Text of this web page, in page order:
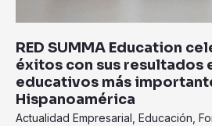
RED SUMMA Education
éxitos con sus resultados
educativos más
Hispanoamérica
Actualidad Empresarial , Educación,
rankings
educativos
más
importantes
de
Hispanoamérica